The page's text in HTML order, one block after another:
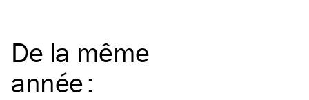
De la même
année: